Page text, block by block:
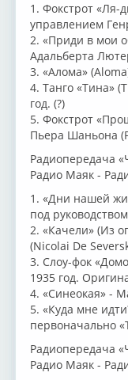
1. Фокстрот «Ля-
управлением
2. «Приди в мои
Адальберта
3. «Алома»
4. Танго «Тина»
год. (?)
5. Фокстрот
Пьера Шаньона
Радиопередача
Радио Маяк -
1. «Дни нашей
под
2. «Качели» (Из
(Nicolai De
3. Слоу-фок
1935 год.
4. «Синеокая» -
5. «Куда мне
первоначально
Радиопередача
Радио Маяк -